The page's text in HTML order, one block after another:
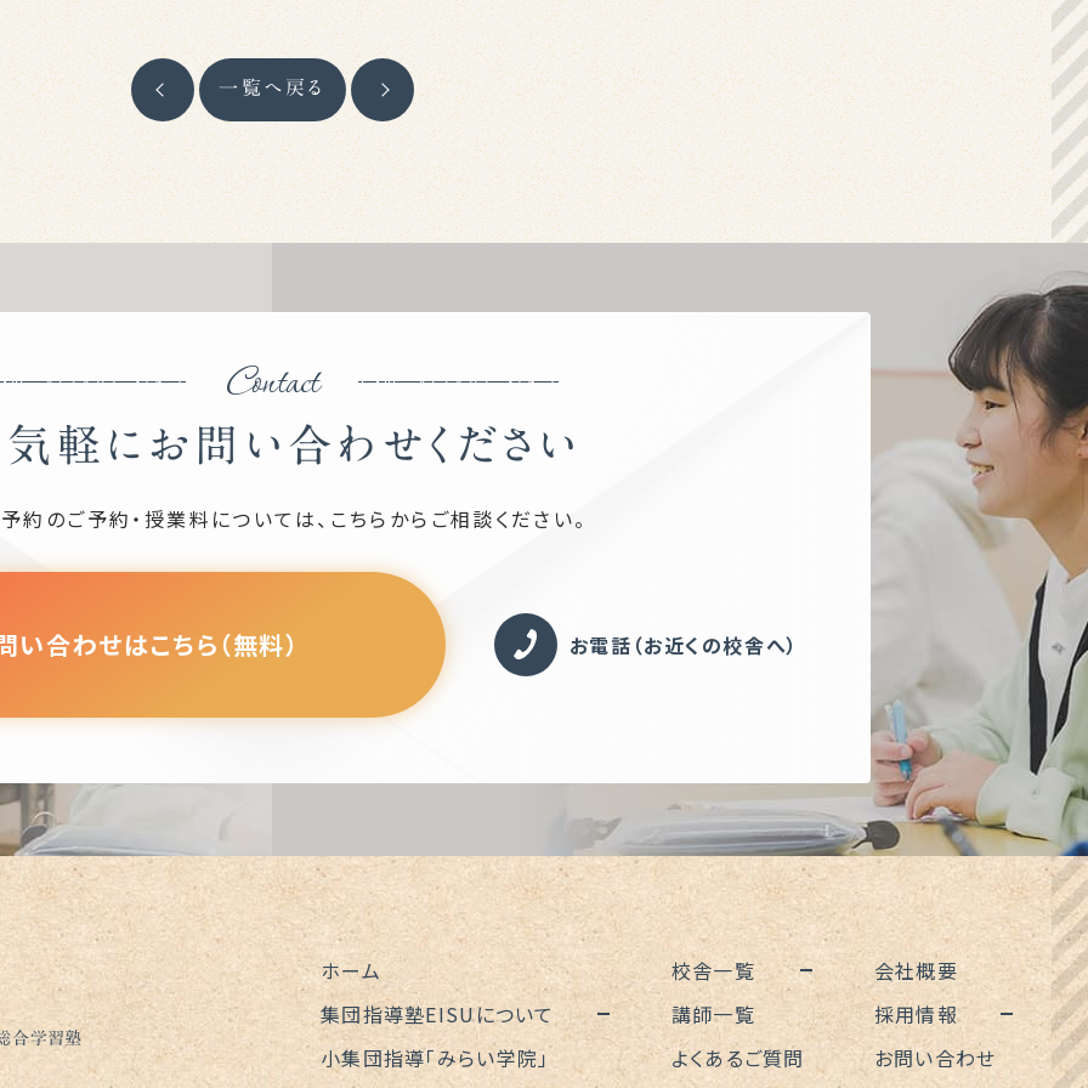
一覧へ戻る
Contact
軽にお問い合わせください
約のご予約・授業料については、 こちらからご相談ください。
い合わせはこちら（無料） お電話（お近くの校舎へ）
合学習塾
ホーム
集団指導塾EISUについて
小集団指導「みらい学院」
校舎一覧
講師一覧
よくあるご質問
会社概要
採用情報
お問い合わせ